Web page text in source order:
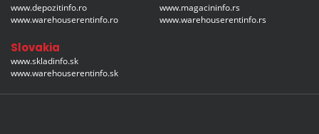
www.depozitinfo.ro
www.warehouserentinfo.ro
www.magacininfo.rs
www.warehouserentinfo.rs
Slovakia
www.skladinfo.sk
www.warehouserentinfo.sk